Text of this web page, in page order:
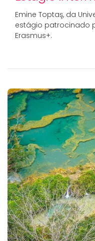
Emine Toptaş, da
estágio patrocinado
Erasmus+.